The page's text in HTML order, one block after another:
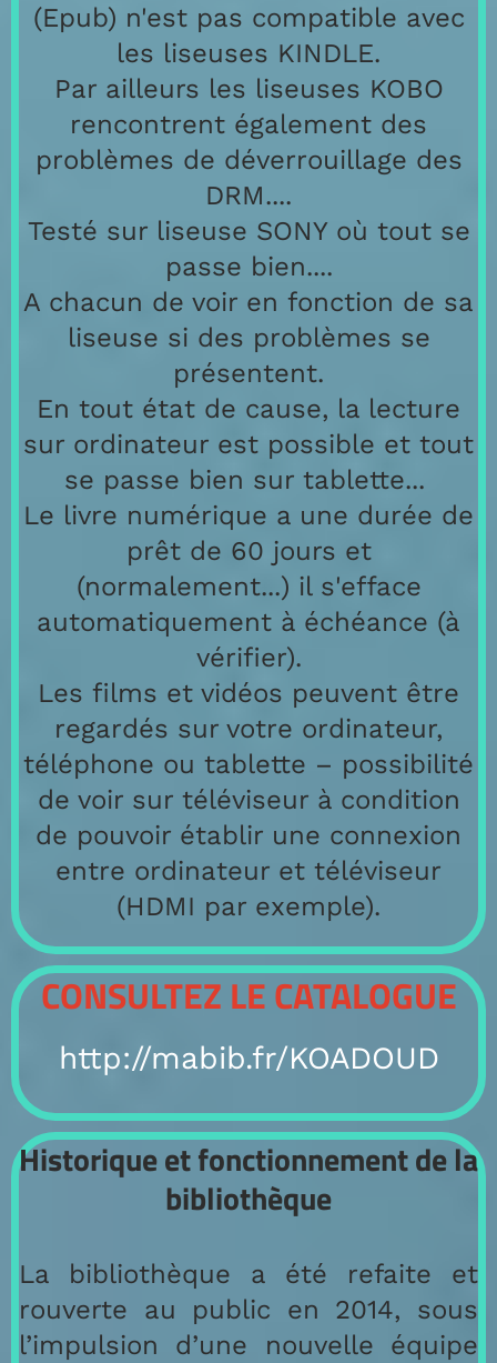
(Epub) n'est pas compatible avec
les liseuses KINDLE.
Par ailleurs les liseuses KOBO
rencontrent également des
problèmes de déverrouillage des
DRM....
Testé sur liseuse SONY où tout se
passe bien....
A chacun de voir en fonction de sa
liseuse si des problèmes se
présentent.
En tout état de cause, la lecture
sur ordinateur est possible et tout
se passe bien sur tablette...
Le livre numérique a une durée de
prêt de 60 jours et
(normalement...) il s'efface
automatiquement à échéance (à
vérifier).
Les films et vidéos peuvent être
regardés sur votre ordinateur,
téléphone ou tablette – possibilité
de voir sur téléviseur à condition
de pouvoir établir une connexion
entre ordinateur et téléviseur
(HDMI par exemple).
CONSULTEZ LE CATALOGUE
http://mabib.fr/KOADOUD
Historique et fonctionnement de la
bibliothèque
La bibliothèque a été refaite et
rouverte au public en 2014, sous
l’impulsion d’une nouvelle équipe